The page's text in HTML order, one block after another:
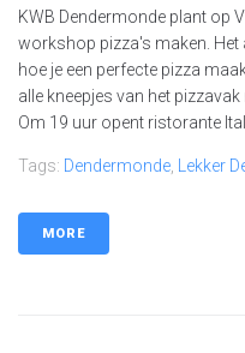
KWB Dendermonde plant op
workshop pizza's maken.
hoe je een perfecte pizza
alle kneepjes van het
Om 19 uur opent ristorante
Tags: Dendermonde, Lekker
MORE